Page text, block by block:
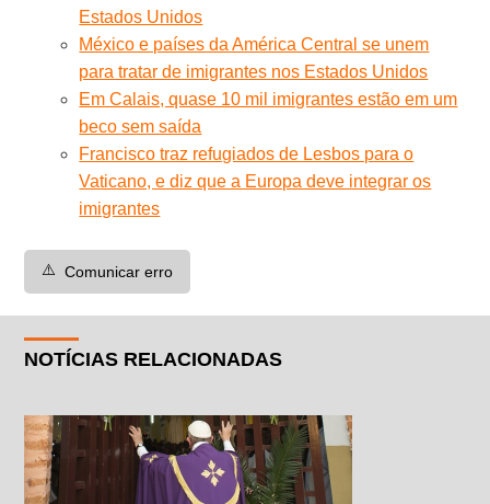
Estados Unidos
México e países da América Central se unem
para tratar de imigrantes nos Estados Unidos
Em Calais, quase 10 mil imigrantes estão em um
beco sem saída
Francisco traz refugiados de Lesbos para o
Vaticano, e diz que a Europa deve integrar os
imigrantes
⚠️ Comunicar erro
NOTÍCIAS RELACIONADAS